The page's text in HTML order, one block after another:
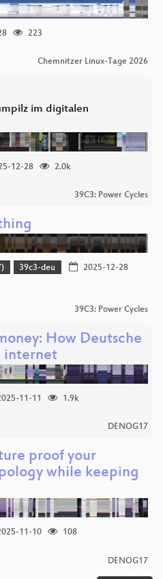
223
Chemnitzer Linux-Tage 2026
im digitalen
12-28
2.0k
39C3: Power Cycles
39c3-deu
2025-12-28
39C3: Power Cycles
How Deutsche
internet
11-11
1.9k
DENOG17
proof your
while keeping
11-10
108
DENOG17